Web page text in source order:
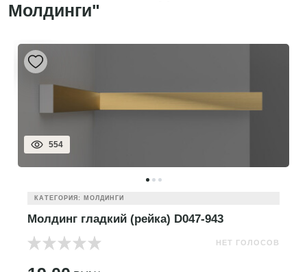
Молдинги"
554
КАТЕГОРИЯ: МОЛДИНГИ
Молдинг гладкий (рейка) D047-943
НЕТ ГОЛОСОВ